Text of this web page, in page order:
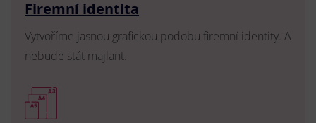
Firemní identita
Vytvoříme jasnou grafickou podobu firemní identity. A
nebude stát majlant.